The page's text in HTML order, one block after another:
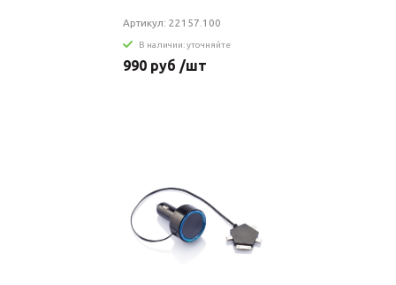
Артикул: 22157.100
В наличии: уточняйте
990 руб /шт